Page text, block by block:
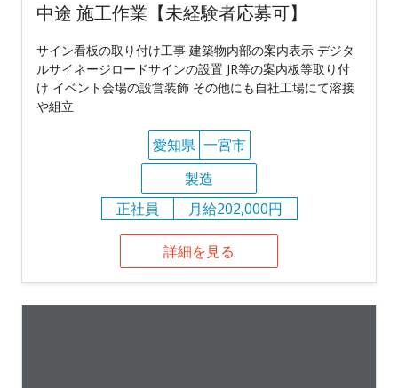
中途 施工作業【未経験者応募可】
サイン看板の取り付け工事 建築物内部の案内表示 デジタ
ルサイネージロードサインの設置 JR等の案内板等取り付
け イベント会場の設営装飾 その他にも自社工場にて溶接
や組立
愛知県 一宮市
製造
正社員
月給202,000円
詳細を見る